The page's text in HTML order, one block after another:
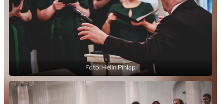
Foto: Helin Pihlap